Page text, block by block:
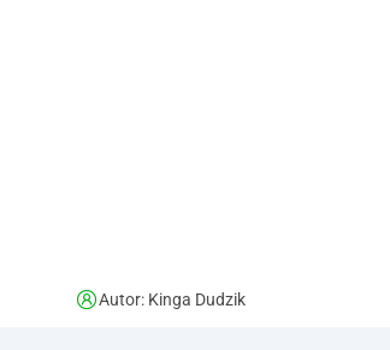
Autor: Kinga Dudzik